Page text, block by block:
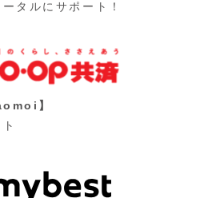
タルにサポート！
】